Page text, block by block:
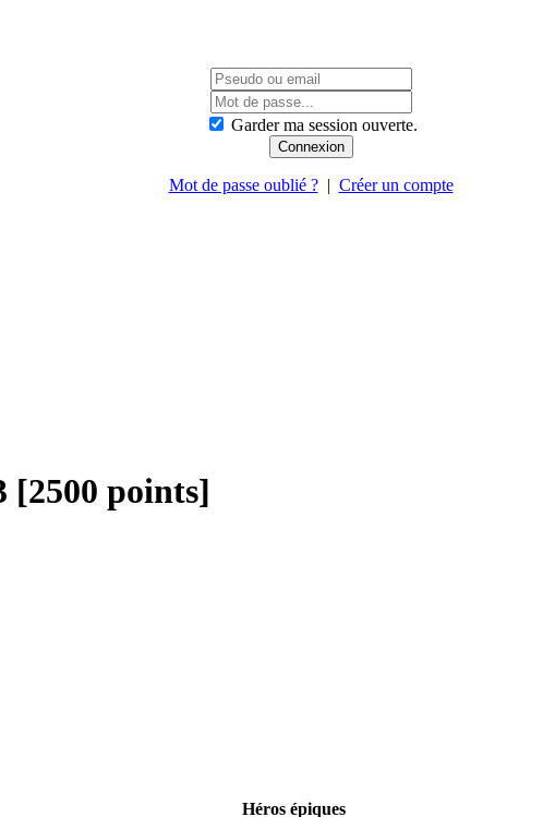
Garder ma session ouverte.
Mot de passe oublié ?| Créer un compte
[2500 points]
Héros épiques